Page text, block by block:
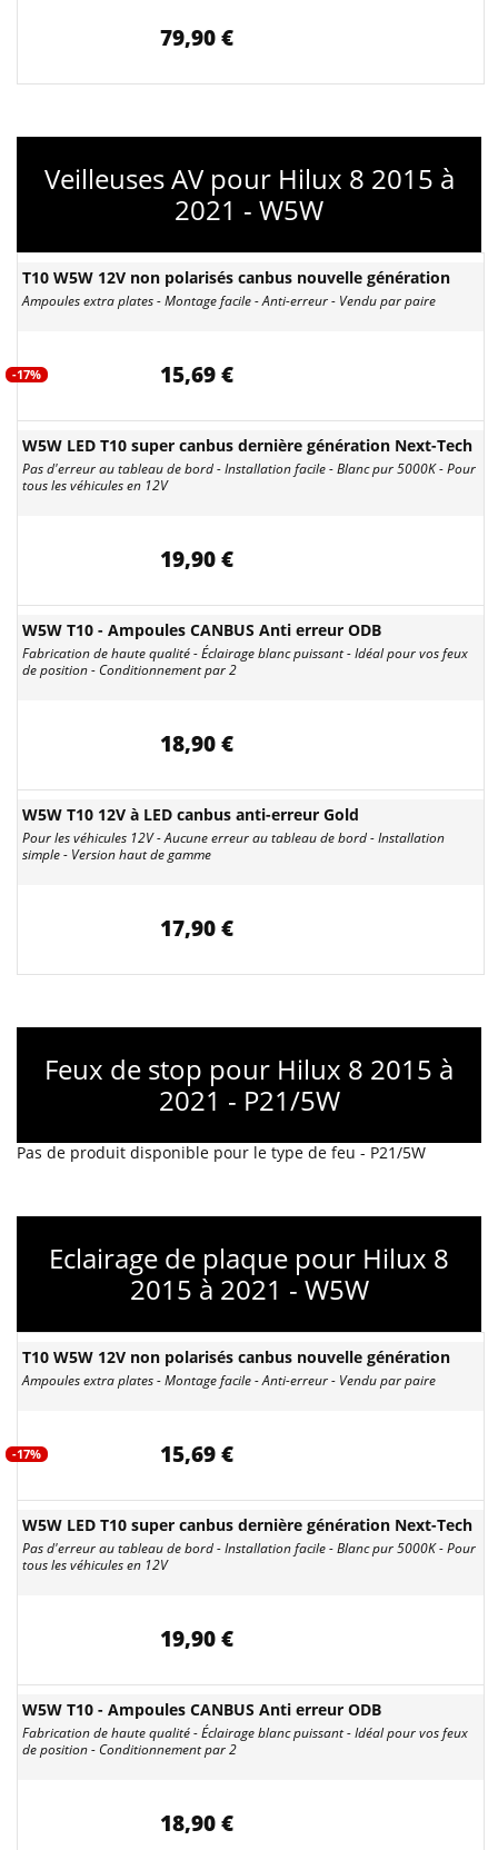
79,90 €
Veilleuses AV pour Hilux 8 2015 à
2021 - W5W
T10 W5W 12V non polarisés canbus nouvelle génération
Ampoules extra plates - Montage facile - Anti-erreur - Vendu par paire
-17% 15,69 €
W5W LED T10 super canbus dernière génération Next-Tech
Pas d'erreur au tableau de bord - Installation facile - Blanc pur 5000K - Pour
tous les véhicules en 12V
19,90 €
W5W T10 - Ampoules CANBUS Anti erreur ODB
Fabrication de haute qualité - Éclairage blanc puissant - Idéal pour vos feux
de position - Conditionnement par 2
18,90 €
W5W T10 12V à LED canbus anti-erreur Gold
Pour les véhicules 12V - Aucune erreur au tableau de bord - Installation
simple - Version haut de gamme
17,90 €
Feux de stop pour Hilux 8 2015 à
2021 - P21/5W
Pas de produit disponible pour le type de feu - P21/5W
Eclairage de plaque pour Hilux 8
2015 à 2021 - W5W
T10 W5W 12V non polarisés canbus nouvelle génération
Ampoules extra plates - Montage facile - Anti-erreur - Vendu par paire
-17% 15,69 €
W5W LED T10 super canbus dernière génération Next-Tech
Pas d'erreur au tableau de bord - Installation facile - Blanc pur 5000K - Pour
tous les véhicules en 12V
19,90 €
W5W T10 - Ampoules CANBUS Anti erreur ODB
Fabrication de haute qualité - Éclairage blanc puissant - Idéal pour vos feux
de position - Conditionnement par 2
18,90 €